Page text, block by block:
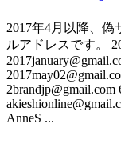
2017年4月以降、偽
ルアドレスです。
AnneS ...